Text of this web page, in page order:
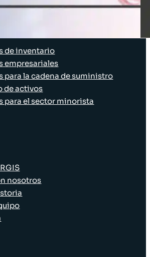
de inventario
empresariales
para la cadena de suministro
de activos
para el sector minorista
nosotros